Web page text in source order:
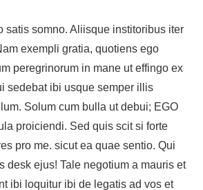
satis somno. Aliisque institoribus iter
exempli gratia, quotiens ego
peregrinorum in mane ut effingo ex
sedebat ibi usque semper illis
Solum cum bulla ut debui; EGO
proiciendi. Sed quis scit si forte
pro me. sicut ea quae sentio. Qui
desk ejus! Tale negotium a mauris et
ibi loquitur ibi de legatis ad vos et